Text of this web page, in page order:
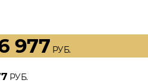
977 РУБ.
РУБ.